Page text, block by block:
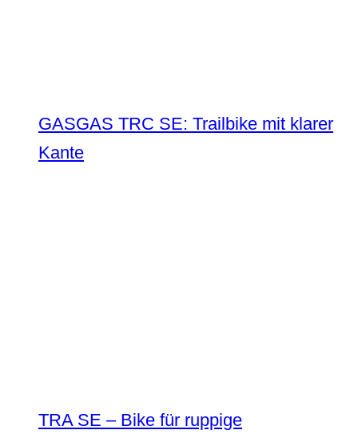
GASGAS TRC SE: Trailbike mit klarer
Kante
TRA SE – Bike für ruppige